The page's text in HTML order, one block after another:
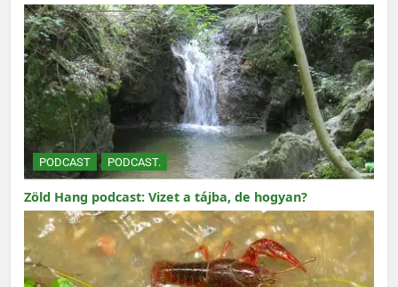
PODCAST PODCAST.
Zöld Hang podcast: Vizet a tájba, de hogyan?